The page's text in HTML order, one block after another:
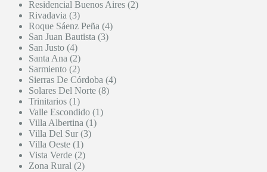
Residencial Buenos Aires (2)
Rivadavia (3)
Roque Sáenz Peña (4)
San Juan Bautista (3)
San Justo (4)
Santa Ana (2)
Sarmiento (2)
Sierras De Córdoba (4)
Solares Del Norte (8)
Trinitarios (1)
Valle Escondido (1)
Villa Albertina (1)
Villa Del Sur (3)
Villa Oeste (1)
Vista Verde (2)
Zona Rural (2)